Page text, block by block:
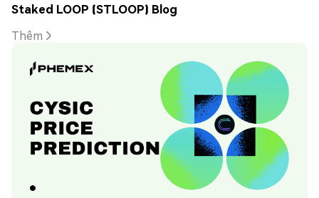
Staked LOOP (STLOOP) Blog
Thêm